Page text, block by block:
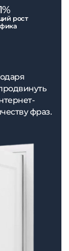
рост
фраз.